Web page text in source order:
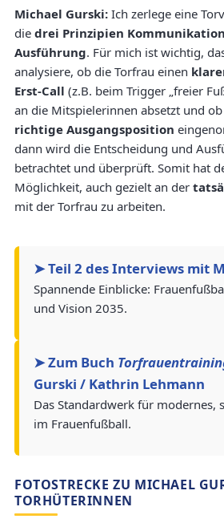
Michael Gurski: Ich zerlege eine
die drei Prinzipien
Ausführung. Für mich ist wichtig,
analysiere, ob die Torfrau einen
Erst-Call (z.B. beim Trigger „freier
an die Mitspielerinnen absetzt und
richtige Ausgangsposition
dann wird die Entscheidung und
betrachtet und überprüft. Somit hat
Möglichkeit, auch gezielt an der
mit der Torfrau zu arbeiten.
➤ Teil 2 des Interviews mit
Spannende Einblicke:
und Vision 2035.
➤ Zum Buch
Gurski / Kathrin Lehmann
Das Standardwerk für modernes,
im Frauenfußball.
FOTOSTRECKE ZU MICHAEL
TORHÜTERINNEN